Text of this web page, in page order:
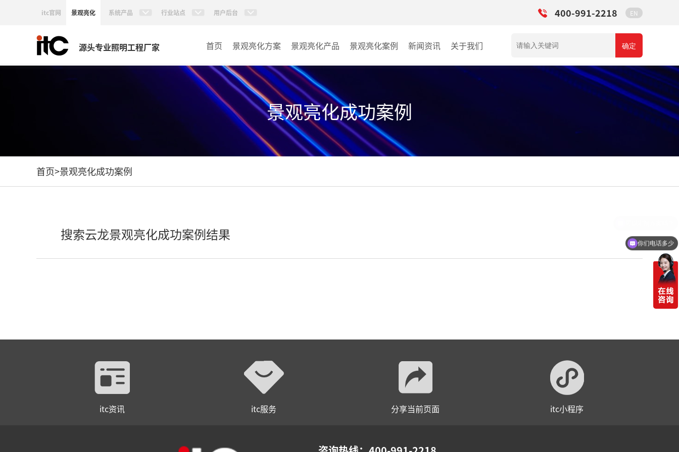
itc官网 景观亮化 系统产品 行业站点 用户后台 400-991-2218 EN
源头专业照明工程厂家 首页 景观亮化方案 景观亮化产品
AI智慧文旅灯光系统
AI智慧照明控制系统
投光灯
洗墙灯
景观亮化案例
文旅照明
其它
新闻资讯 关于我们 确定
景观亮化成功案例
首页>景观亮化成功案例
搜索云龙景观亮化成功案例结果
itc资讯 itc服务 分享当前页面 itc小程序
你们电话多少